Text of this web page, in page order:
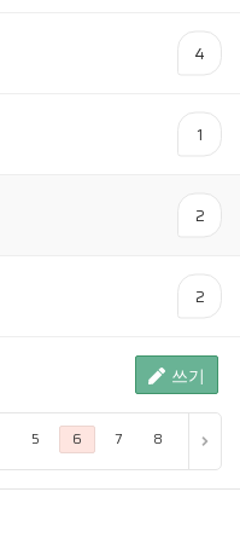
4
1
2
2
쓰기
5 6 7 8 9